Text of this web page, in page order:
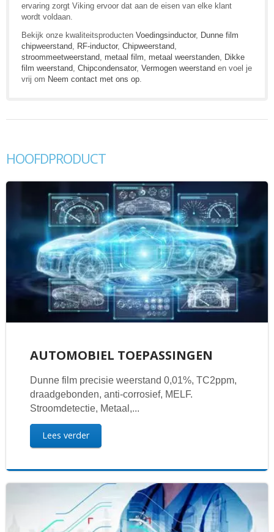
ervaring zorgt Viking ervoor dat aan de eisen van elke klant
wordt voldaan.
Bekijk onze kwaliteitsproducten Voedingsinductor, Dunne film
chipweerstand RF-inductor, Chipweerstand
stroommeetweerstand metaal film metaal weerstanden Dikke
film weerstand Chipcondensator, Vermogen weerstand en voel je
vrij om Neem contact met ons op
HOOFDPRODUCT
AUTOMOBIEL TOEPASSINGEN
Dunne film precisie weerstand 0,01%, TC2ppm,
draadgebonden, anti-corrosief, MELF.
Stroomdetectie, Metaal,...
Lees verder